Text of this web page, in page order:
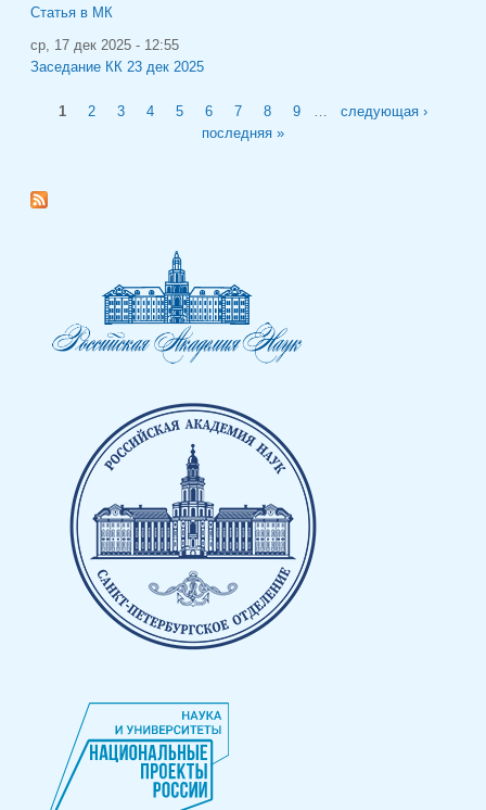
Статья в МК
ср, 17 дек 2025 - 12:55
Заседание КК 23 дек 2025
Страницы
1 2 3 4 5 6 7 8 9
следующая ›
последняя »